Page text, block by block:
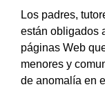
Los padres,
están obligados
páginas Web
menores y
de anomalía en